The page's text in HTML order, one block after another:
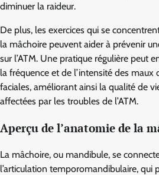
diminuer la raideur.
De plus, les exercices qui se
la mâchoire peuvent aider à prévenir
sur l’ATM. Une pratique régulière peut
la fréquence et de l’intensité des maux
faciales, améliorant ainsi la qualité de
affectées par les troubles de l’ATM.
Aperçu de l’anatomie de la
La mâchoire, ou mandibule, se
l’articulation temporomandibulaire,